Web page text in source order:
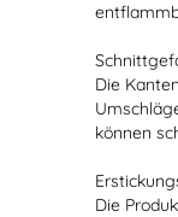
Die
können
Die